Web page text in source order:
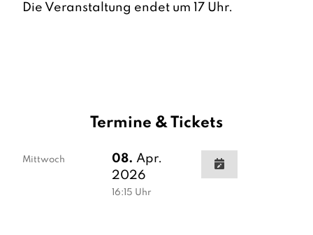
Die Veranstaltung endet um 17 Uhr.
Termine & Tickets
Mittwoch 08. Apr.
2026
16:15 Uhr